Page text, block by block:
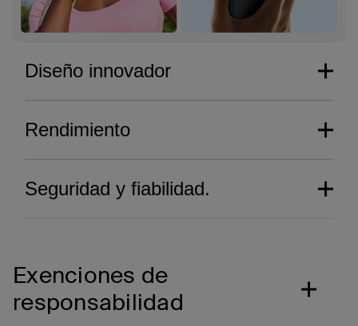
Diseño innovador
Rendimiento
Seguridad y fiabilidad.
Exenciones de
responsabilidad